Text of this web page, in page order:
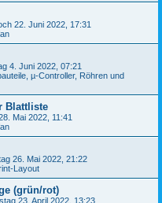
22. Juni 2022, 17:31
4. Juni 2022, 07:21
µ-Controller, Röhren und
Blattliste
Mai 2022, 11:41
26. Mai 2022, 21:22
Layout
(grün/rot)
23. April 2022, 13:23